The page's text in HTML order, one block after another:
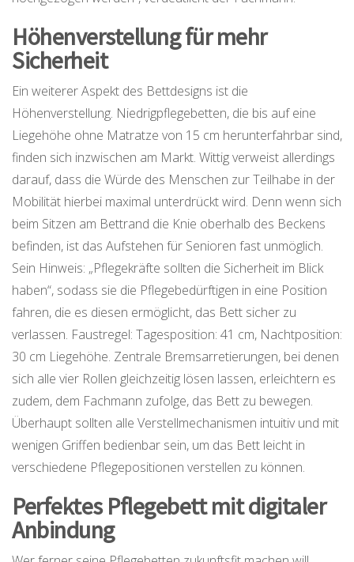
Höhenverstellungfür mehr
Sicherheit
Ein weiterer Aspekt des Bettdesigns ist die
Höhenverstellung. Niedrigpflegebetten, die bis auf eine
Liegehöhe ohne Matratze von 15 cm herunterfahrbar sind,
finden sich inzwischen am Markt. Wittig verweist allerdings
darauf, dass die Würde des Menschen zur Teilhabe in der
Mobilität hierbei maximal unterdrückt wird. Denn wenn sich
beim Sitzen am Bettrand die Knie oberhalb des Beckens
befinden, ist das Aufstehen für Senioren fast unmöglich.
Sein Hinweis: „Pflegekräfte sollten die Sicherheit im Blick
haben“, sodass sie die Pflegebedürftigen in eine Position
fahren, die es diesen ermöglicht, das Bett sicher zu
verlassen. Faustregel: Tagesposition: 41 cm, Nachtposition:
30 cm Liegehöhe. Zentrale Bremsarretierungen, bei denen
sich alle vier Rollen gleichzeitig lösen lassen, erleichtern es
zudem, dem Fachmann zufolge, das Bett zu bewegen.
Überhaupt sollten alle Verstellmechanismen intuitiv und mit
wenigen Griffen bedienbar sein, um das Bett leicht in
verschiedene Pflegepositionen verstellen zu können.
Perfektes Pflegebett mit digitaler
Anbindung